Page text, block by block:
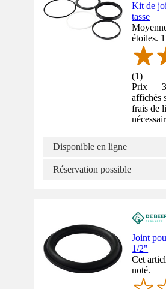
Kit de
tasse
étoiles.
(1)
Prix —
affichés
frais de
Disponible en ligne
Réservation possible
Joint
1/2"
Cet
noté.